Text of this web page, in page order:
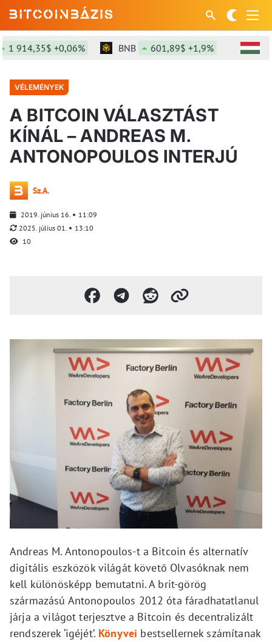
+0,06% BNB 601,89$ +1,9% SOL
VÉLEMÉNYEK
A BITCOIN VÁLASZTÁST
KÍNÁL – ANDREAS M.
ANTONOPOULOS INTERJÚ
Sz.A.
2019. június 16.
11:09
2025. július 01.
13:10
10
Andreas M. Antonopoulos-t a Bitcoin és alternatív
digitális eszközök világát követő Olvasóknak nem
kell különösképp bemutatni. A brit-görög
származású Antonopoulos 2012 óta fáradhatatlanul
járja a világot terjesztve a Bitcoin és decentralizált
rendszerek ‘igéjét’. Könyvei bestsellernek számítanak